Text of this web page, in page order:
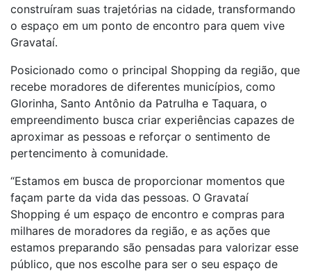
construíram suas trajetórias na cidade, transformando
o espaço em um ponto de encontro para quem vive
Gravataí.
Posicionado como o principal Shopping da região, que
recebe moradores de diferentes municípios, como
Glorinha, Santo Antônio da Patrulha e Taquara, o
empreendimento busca criar experiências capazes de
aproximar as pessoas e reforçar o sentimento de
pertencimento à comunidade.
“Estamos em busca de proporcionar momentos que
façam parte da vida das pessoas. O Gravataí
Shopping é um espaço de encontro e compras para
milhares de moradores da região, e as ações que
estamos preparando são pensadas para valorizar esse
público, que nos escolhe para ser o seu espaço de